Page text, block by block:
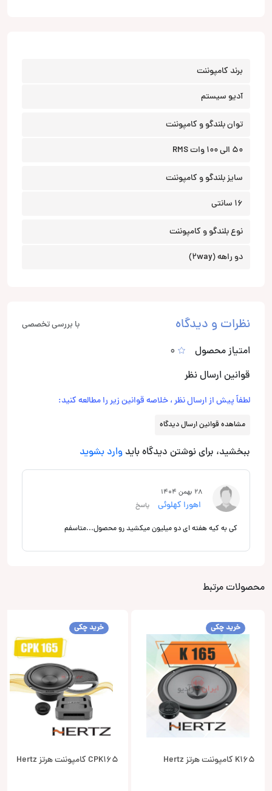
برند کامپوننت
آدیو سیستم
توان بلندگو و کامپوننت
50 الی 100 وات RMS
سایز بلندگو و کامپوننت
16 سانتی
نوع بلندگو و کامپوننت
دو راهه (2way)
نظرات و دیدگاه با بررسی تخصصی
امتیاز محصول
0
قوانین ارسال نظر
لطفاً پیش از ارسال نظر ، خلاصه قوانین زیر را مطالعه کنید:
مشاهده قوانین ارسال دیدگاه
ببخشید، برای نوشتن دیدگاه باید وارد بشوید
28 بهمن 1404
اهورا کهلوئی پاسخ
کی به کیه هفته ای دو میلیون میکشید رو محصول...متاسفم
محصولات مرتبط
خرید چکی
K165 کامپوننت هرتز Hertz
خرید چکی
CPK165 کامپوننت هرتز Hertz